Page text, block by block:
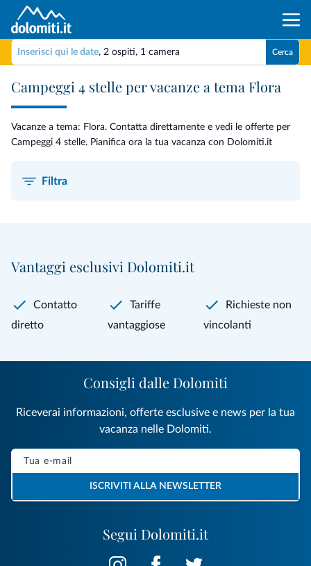
Inserisci qui le date, 2 ospiti, 1 camera Cerca
Campeggi 4 stelle per vacanze a tema Flora
Vacanze a tema: Flora. Contatta direttamente e vedi le offerte per
Campeggi 4 stelle. Pianifica ora la tua vacanza con Dolomiti.it
Filtra
Vantaggi esclusivi Dolomiti.it
Contatto
diretto
Tariffe
vantaggiose
Richieste non
vincolanti
Segui Dolomiti.it
Consigli dalle Dolomiti
Riceverai informazioni, offerte esclusive e news per la tua
vacanza nelle Dolomiti.
ISCRIVITI ALLA NEWSLETTER